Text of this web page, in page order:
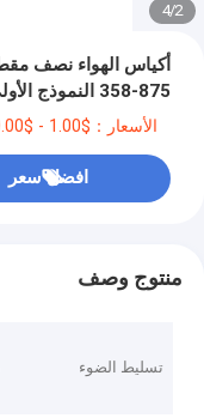
2
/
4
358-875 النموذج الأولي 10 10-15 S 711
الأسعار：$1.00 - $50.00/Pieces
افضل سعر
منتوج وصف
تسليط الضوء